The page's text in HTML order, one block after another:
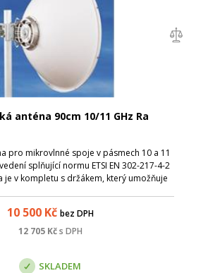
anténa 90cm 10/11 GHz Ra
pro mikrovlnné spoje v pásmech 10 a 11
splňující normu ETSI EN 302-217-4-2
je v kompletu s držákem, který umožňuje
10 500Kč bez DPH
12 705Kč s DPH
SKLADEM